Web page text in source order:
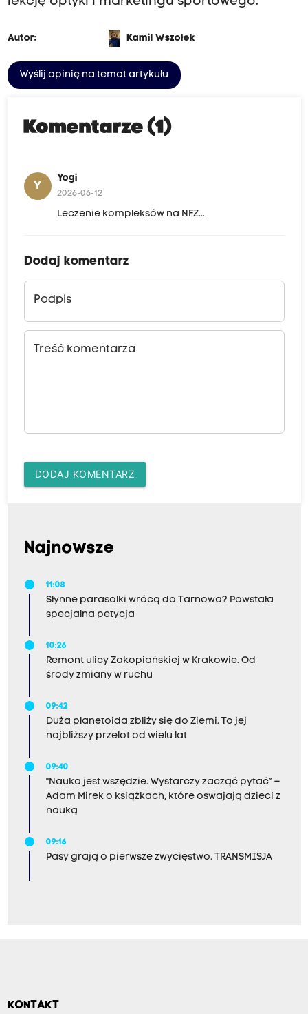
Autor: Kamil Wszołek
Wyślij opinię na temat artykułu
Komentarze (1)
Y
Yogi
2026-06-12
Leczenie kompleksów na NFZ...
Dodaj komentarz
Podpis
Treść komentarza
DODAJ KOMENTARZ
Najnowsze
11:08
Słynne parasolki wrócą do Tarnowa? Powstała
specjalna petycja
10:26
Remont ulicy Zakopiańskiej w Krakowie. Od
środy zmiany w ruchu
09:42
Duża planetoida zbliży się do Ziemi. To jej
najbliższy przelot od wielu lat
09:40
"Nauka jest wszędzie. Wystarczy zacząć pytać” –
Adam Mirek o książkach, które oswajają dzieci z
nauką
09:16
Pasy grają o pierwsze zwycięstwo. TRANSMISJA
KONTAKT